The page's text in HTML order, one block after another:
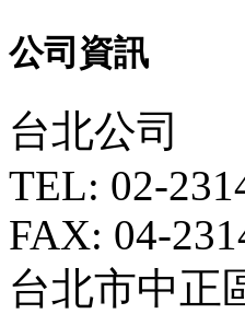
公司資訊
台北公司
TEL: 02-
FAX: 04-
台北市中正